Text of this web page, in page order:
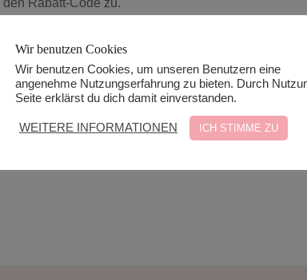
Rabatt-Code zu.
du die E-Mail mit dem Rabattcode erhältst.)
in derDatenschutzerklärung.
Wir benutzen Cookies
Wir benutzen Cookies, um unseren Benutzern eine
angenehme Nutzungserfahrung zu bieten. Durch
Seite erklärst du dich damit einverstanden.
WEITERE INFORMATIONEN ICH STIMME ZU